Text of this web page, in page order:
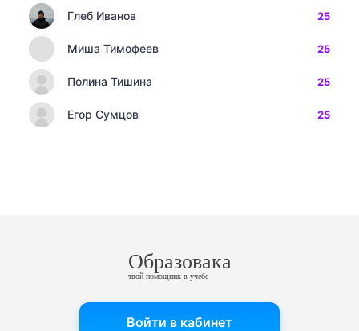
Глеб Иванов 25
Миша Тимофеев 25
Полина Тишина 25
Егор Сумцов 25
Образовака
твой помощник в учебе
Войти в кабинет